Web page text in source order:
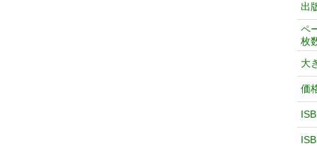
出
ペ
枚
大
価